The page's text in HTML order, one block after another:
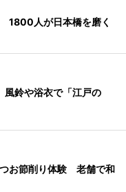
1800人が日本橋を磨く
鈴や浴衣で「江戸の
お節削り体験 老舗で和